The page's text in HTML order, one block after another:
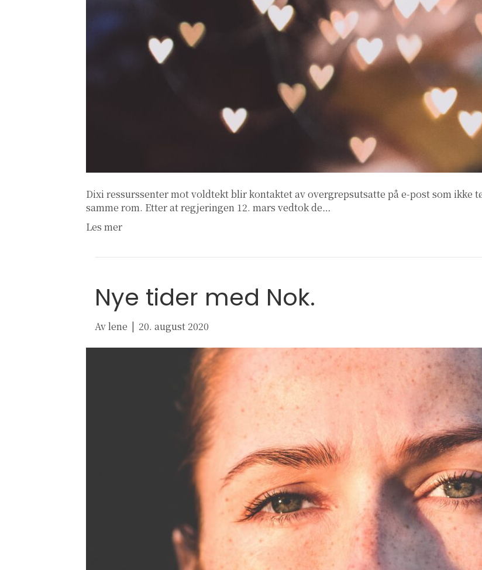
Dixi ressurssenter mot voldtekt blir kontaktet av overgrepsutsatte på e-post som ikke
samme rom. Etter at regjeringen 12. mars vedtok de…
Les mer
Nye tider med Nok.
Avlene | 20. august 2020